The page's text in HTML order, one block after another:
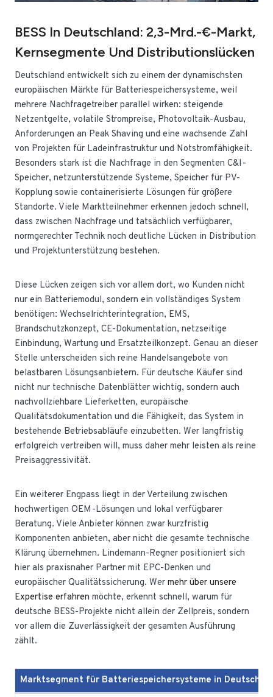
BESS In Deutschland: 2,3-Mrd.-€-Markt,
Kernsegmente Und Distributionslücken
Deutschland entwickelt sich zu einem der dynamischsten
europäischen Märkte für Batteriespeichersysteme, weil
mehrere Nachfragetreiber parallel wirken: steigende
Netzentgelte, volatile Strompreise, Photovoltaik-Ausbau,
Anforderungen an Peak Shaving und eine wachsende Zahl
von Projekten für Ladeinfrastruktur und Notstromfähigkeit.
Besonders stark ist die Nachfrage in den Segmenten C&I-
Speicher, netzunterstützende Systeme, Speicher für PV-
Kopplung sowie containerisierte Lösungen für größere
Standorte. Viele Marktteilnehmer erkennen jedoch schnell,
dass zwischen Nachfrage und tatsächlich verfügbarer,
normgerechter Technik noch deutliche Lücken in Distribution
und Projektunterstützung bestehen.
Diese Lücken zeigen sich vor allem dort, wo Kunden nicht
nur ein Batteriemodul, sondern ein vollständiges System
benötigen: Wechselrichterintegration, EMS,
Brandschutzkonzept, CE-Dokumentation, netzseitige
Einbindung, Wartung und Ersatzteilkonzept. Genau an dieser
Stelle unterscheiden sich reine Handelsangebote von
belastbaren Lösungsanbietern. Für deutsche Käufer sind
nicht nur technische Datenblätter wichtig, sondern auch
nachvollziehbare Lieferketten, europäische
Qualitätsdokumentation und die Fähigkeit, das System in
bestehende Betriebsabläufe einzubetten. Wer langfristig
erfolgreich vertreiben will, muss daher mehr leisten als reine
Preisaggressivität.
Ein weiterer Engpass liegt in der Verteilung zwischen
hochwertigen OEM-Lösungen und lokal verfügbarer
Beratung. Viele Anbieter können zwar kurzfristig
Komponenten anbieten, aber nicht die gesamte technische
Klärung übernehmen. Lindemann-Regner positioniert sich
hier als praxisnaher Partner mit EPC-Denken und
europäischer Qualitätssicherung. Wer mehr über unsere
Expertise erfahren möchte, erkennt schnell, warum für
deutsche BESS-Projekte nicht allein der Zellpreis, sondern
vor allem die Zuverlässigkeit der gesamten Ausführung
zählt.
Marktsegment für Batteriespeichersysteme in